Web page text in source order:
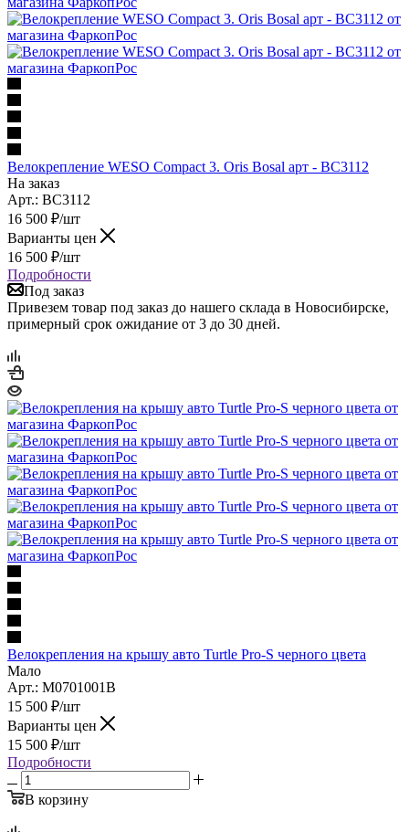
Велокрепление WESO Compact 3. Oris Bosal арт - BC3112
На заказ
Арт.: BC3112
16 500 ₽/шт
Варианты цен
16 500 ₽/шт
Подробности
Под заказ
Привезем товар под заказ до нашего склада в Новосибирске,
примерный срок ожидание от 3 до 30 дней.
Велокрепления на крышу авто Turtle Pro-S черного цвета
Мало
Арт.: M0701001B
15 500 ₽/шт
Варианты цен
15 500 ₽/шт
Подробности
В корзину